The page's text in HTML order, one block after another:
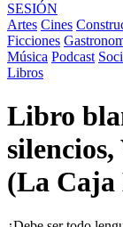
SESIÓN
Artes Cines
Ficciones
Música Podcast
Libros
Libro
(La Caja